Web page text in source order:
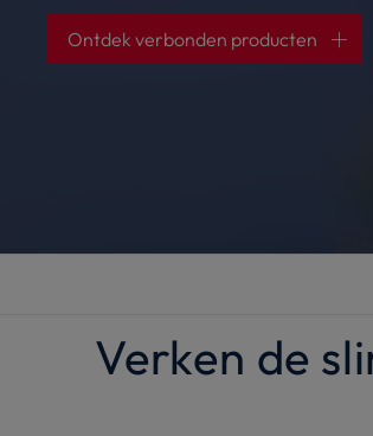
Ontdek verbonden producten
Verken de